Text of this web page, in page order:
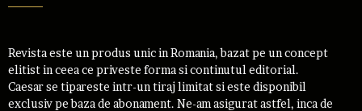
Revista este un produs unic in Romania, bazat pe un concept
elitist in ceea ce priveste forma si continutul editorial.
Caesar se tipareste intr-un tiraj limitat si este disponibil
exclusiv pe baza de abonament. Ne-am asigurat astfel, inca de